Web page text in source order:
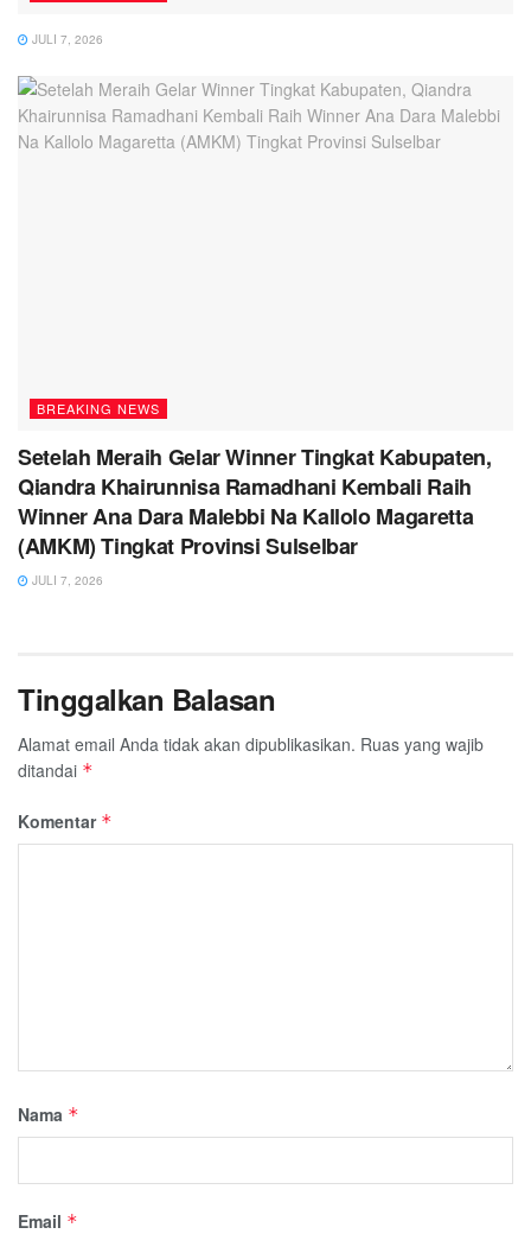
JULI 7, 2026
BREAKING NEWS
Setelah Meraih Gelar Winner Tingkat Kabupaten,
Qiandra Khairunnisa Ramadhani Kembali Raih
Winner Ana Dara Malebbi Na Kallolo Magaretta
(AMKM) Tingkat Provinsi Sulselbar
JULI 7, 2026
Tinggalkan Balasan
Alamat email Anda tidak akan dipublikasikan. Ruas yang wajib
ditandai *
Komentar *
Nama *
Email *